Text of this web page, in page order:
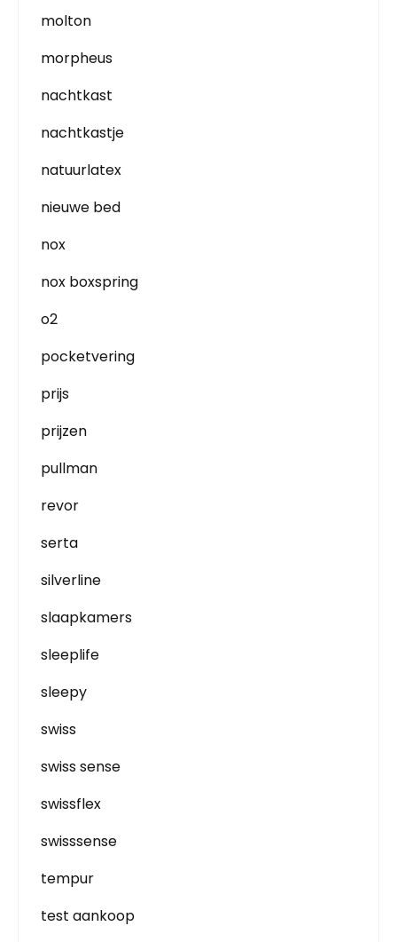
molton
morpheus
nachtkast
nachtkastje
natuurlatex
nieuwe bed
nox
nox boxspring
o2
pocketvering
prijs
prijzen
pullman
revor
serta
silverline
slaapkamers
sleeplife
sleepy
swiss
swiss sense
swissflex
swisssense
tempur
test aankoop